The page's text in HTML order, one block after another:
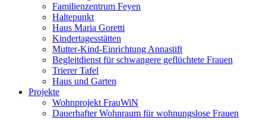
Familienzentrum Feyen
Haltepunkt
Haus Maria Goretti
Kindertagesstätten
Mutter-Kind-Einrichtung Annastift
Begleitdienst für schwangere geflüchtete Frauen
Trierer Tafel
Haus und Garten
Projekte
Wohnprojekt FrauWiN
Dauerhafter Wohnraum für wohnungslose Frauen